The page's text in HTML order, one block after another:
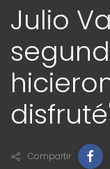
Julio
Compartir